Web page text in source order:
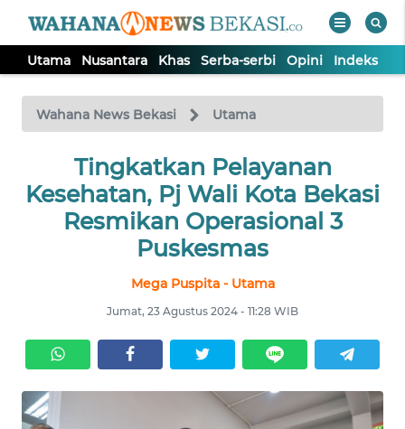
Utama Nusantara Khas Serba-serbi Opini Indeks
Wahana News Bekasi Utama
Tingkatkan Pelayanan
Kesehatan, Pj Wali Kota Bekasi
Resmikan Operasional 3
Puskesmas
Mega Puspita - Utama
Jumat, 23 Agustus 2024 - 11:28 WIB
TV
Tutup
NUSANTARA
SERBI
OPINI